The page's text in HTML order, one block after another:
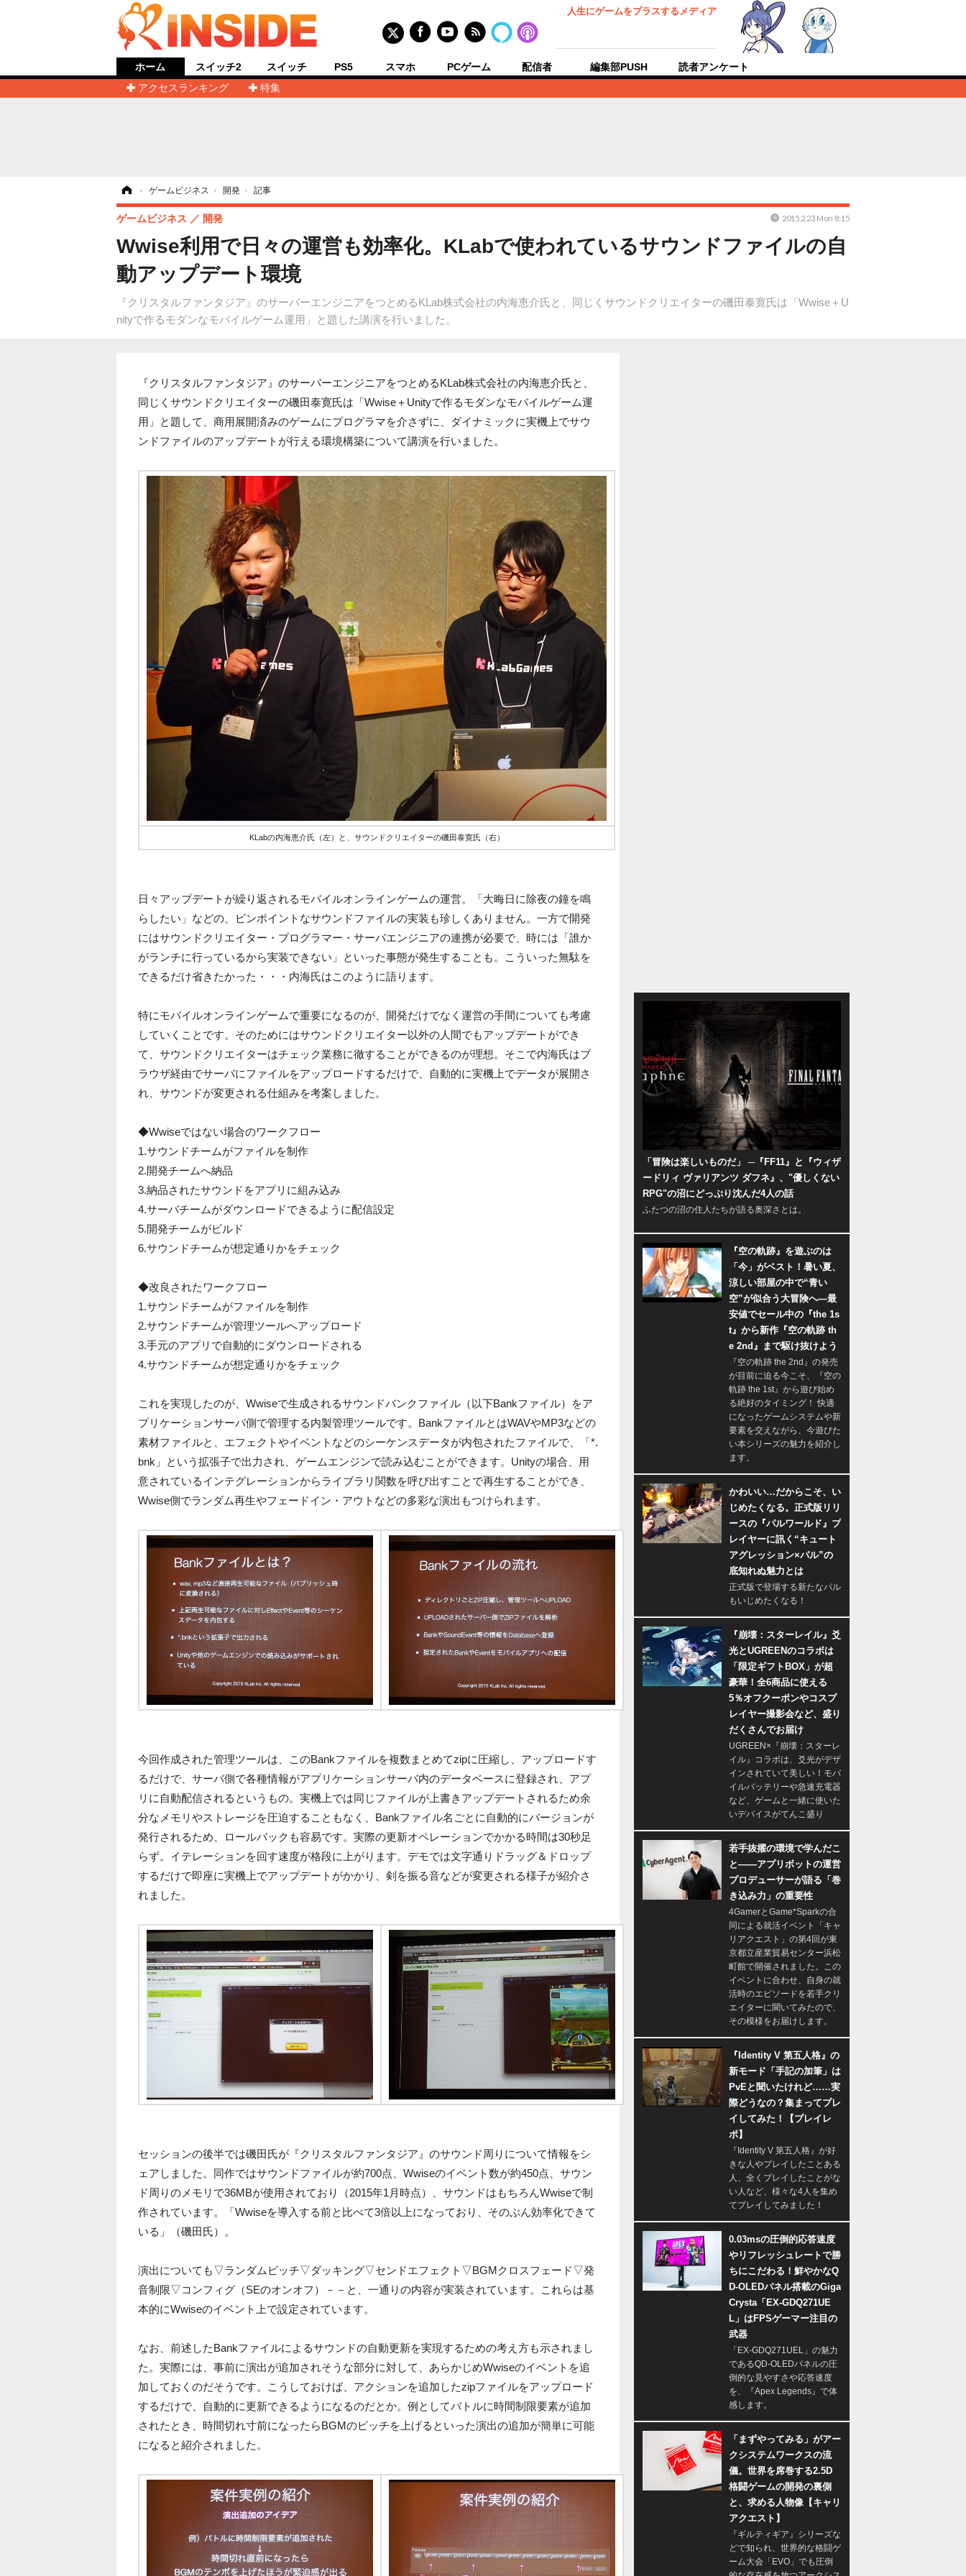
人生にゲームをプラスするメディア
ホーム
アクセスランキング
特集
スイッチ2 スイッチ PS5 スマホ PCゲーム 配信者 編集部PUSH 読者アンケート
› ゲームビジネス › 開発 › 記事
Wwise利用で日々の運営も効率化。KLabで使われているサウンドファイルの自
動アップデート環境
『クリスタルファンタジア』のサーバーエンジニアをつとめるKLab株式会社の内海恵介氏と、同じくサウンドクリエイターの磯田泰寛氏は「Wwise＋U
nityで作るモダンなモバイルゲーム運用」と題した講演を行いました。
ゲームビジネス 開発 2015.2.23 Mon 8:15
『クリスタルファンタジア』のサーバーエンジニアをつとめるKLab株式会社の内海恵介氏と、
同じくサウンドクリエイターの磯田泰寛氏は「Wwise＋Unityで作るモダンなモバイルゲーム運
用」と題して、商用展開済みのゲームにプログラマを介さずに、ダイナミックに実機上でサウ
ンドファイルのアップデートが行える環境構築について講演を行いました。
KLabの内海恵介氏（左）と、サウンドクリエイターの磯田泰寛氏（右）
日々アップデートが繰り返されるモバイルオンラインゲームの運営。「大晦日に除夜の鐘を鳴
らしたい」などの、ピンポイントなサウンドファイルの実装も珍しくありません。一方で開発
にはサウンドクリエイター・プログラマー・サーバエンジニアの連携が必要で、時には「誰か
がランチに行っているから実装できない」といった事態が発生することも。こういった無駄を
できるだけ省きたかった・・・内海氏はこのように語ります。
特にモバイルオンラインゲームで重要になるのが、開発だけでなく運営の手間についても考慮
していくことです。そのためにはサウンドクリエイター以外の人間でもアップデートができ
て、サウンドクリエイターはチェック業務に徹することができるのが理想。そこで内海氏はブ
ラウザ経由でサーバにファイルをアップロードするだけで、自動的に実機上でデータが展開さ
れ、サウンドが変更される仕組みを考案しました。
◆Wwiseではない場合のワークフロー
1.サウンドチームがファイルを制作
2.開発チームへ納品
3.納品されたサウンドをアプリに組み込み
4.サーバチームがダウンロードできるように配信設定
5.開発チームがビルド
6.サウンドチームが想定通りかをチェック
◆改良されたワークフロー
1.サウンドチームがファイルを制作
2.サウンドチームが管理ツールへアップロード
3.手元のアプリで自動的にダウンロードされる
4.サウンドチームが想定通りかをチェック
これを実現したのが、Wwiseで生成されるサウンドバンクファイル（以下Bankファイル）をア
プリケーションサーバ側で管理する内製管理ツールです。BankファイルとはWAVやMP3などの
素材ファイルと、エフェクトやイベントなどのシーケンスデータが内包されたファイルで、「*.
bnk」という拡張子で出力され、ゲームエンジンで読み込むことができます。Unityの場合、用
意されているインテグレーションからライブラリ関数を呼び出すことで再生することができ、
Wwise側でランダム再生やフェードイン・アウトなどの多彩な演出もつけられます。
今回作成された管理ツールは、このBankファイルを複数まとめてzipに圧縮し、アップロードす
るだけで、サーバ側で各種情報がアプリケーションサーバ内のデータベースに登録され、アプ
リに自動配信されるというもの。実機上では同じファイルが上書きアップデートされるため余
分なメモリやストレージを圧迫することもなく、Bankファイル名ごとに自動的にバージョンが
発行されるため、ロールバックも容易です。実際の更新オペレーションでかかる時間は30秒足
らず。イテレーションを回す速度が格段に上がります。デモでは文字通りドラッグ＆ドロップ
するだけで即座に実機上でアップデートがかかり、剣を振る音などが変更される様子が紹介さ
れました。
セッションの後半では磯田氏が『クリスタルファンタジア』のサウンド周りについて情報をシ
ェアしました。同作ではサウンドファイルが約700点、Wwiseのイベント数が約450点、サウン
ド周りのメモリで36MBが使用されており（2015年1月時点）、サウンドはもちろんWwiseで制
作されています。「Wwiseを導入する前と比べて3倍以上になっており、そのぶん効率化できて
いる」（磯田氏）。
演出についても▽ランダムピッチ▽ダッキング▽センドエフェクト▽BGMクロスフェード▽発
音制限▽コンフィグ（SEのオンオフ）－－と、一通りの内容が実装されています。これらは基
本的にWwiseのイベント上で設定されています。
なお、前述したBankファイルによるサウンドの自動更新を実現するための考え方も示されまし
た。実際には、事前に演出が追加されそうな部分に対して、あらかじめWwiseのイベントを追
加しておくのだそうです。こうしておけば、アクションを追加したzipファイルをアップロード
するだけで、自動的に更新できるようになるのだとか。例としてバトルに時間制限要素が追加
されたとき、時間切れ寸前になったらBGMのピッチを上げるといった演出の追加が簡単に可能
になると紹介されました。
「冒険は楽しいものだ」 ─『FF11』と『ウィザ
ードリィ ヴァリアンツ ダフネ』、"優しくない
RPG"の沼にどっぷり沈んだ4人の話
ふたつの沼の住人たちが語る奥深さとは。
『空の軌跡』を遊ぶのは
「今」がベスト！暑い夏、
涼しい部屋の中で“青い
空”が似合う大冒険へ―最
安値でセール中の『the 1s
t』から新作『空の軌跡 th
e 2nd』まで駆け抜けよう
『空の軌跡 the 2nd』の発売
が目前に迫る今こそ、『空の
軌跡 the 1st』から遊び始め
る絶好のタイミング！ 快適
になったゲームシステムや新
要素を交えながら、今遊びた
い本シリーズの魅力を紹介し
ます。
かわいい…だからこそ、い
じめたくなる。正式版リリ
ースの『パルワールド』プ
レイヤーに訊く“キュート
アグレッション×パル”の
底知れぬ魅力とは
正式版で登場する新たなパル
もいじめたくなる！
『崩壊：スターレイル』爻
光とUGREENのコラボは
「限定ギフトBOX」が超
豪華！全6商品に使える
5％オフクーポンやコスプ
レイヤー撮影会など、盛り
だくさんでお届け
UGREEN×『崩壊：スターレ
イル』コラボは、爻光がデザ
インされていて美しい！モバ
イルバッテリーや急速充電器
など、ゲームと一緒に使いた
いデバイスがてんこ盛り
若手抜擢の環境で学んだこ
と――アプリボットの運営
プロデューサーが語る「巻
き込み力」の重要性
4GamerとGame*Sparkの合
同による就活イベント「キャ
リアクエスト」の第4回が東
京都立産業貿易センター浜松
町館で開催されました。この
イベントに合わせ、自身の就
活時のエピソードを若手クリ
エイターに聞いてみたので、
その模様をお届けします。
『Identity V 第五人格』の
新モード「手記の加筆」は
PvEと聞いたけれど……実
際どうなの？集まってプレ
イしてみた！【プレイレ
ポ】
『Identity V 第五人格』が好
きな人やプレイしたことある
人、全くプレイしたことがな
い人など、様々な4人を集め
てプレイしてみました！
0.03msの圧倒的応答速度
やリフレッシュレートで勝
ちにこだわる！鮮やかなQ
D-OLEDパネル搭載のGiga
Crysta「EX-GDQ271UE
L」はFPSゲーマー注目の
武器
「EX-GDQ271UEL」の魅力
であるQD-OLEDパネルの圧
倒的な見やすさや応答速度
を、『Apex Legends』で体
感します。
「まずやってみる」がアー
クシステムワークスの流
儀。世界を席巻する2.5D
格闘ゲームの開発の裏側
と、求める人物像【キャリ
アクエスト】
『ギルティギア』シリーズな
どで知られ、世界的な格闘ゲ
ーム大会「EVO」でも圧倒